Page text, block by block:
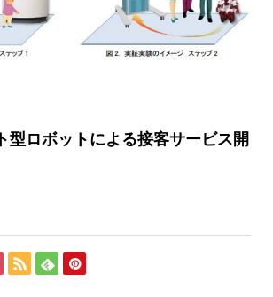
型ロボットによる接客サービス開